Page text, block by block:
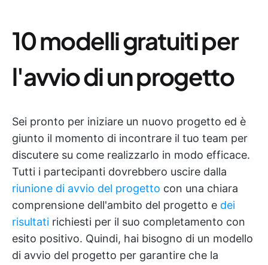
10 modelli gratuiti per
l'avvio di un progetto
Sei pronto per iniziare un nuovo progetto ed è
giunto il momento di incontrare il tuo team per
discutere su come realizzarlo in modo efficace.
Tutti i partecipanti dovrebbero uscire dalla
riunione di avvio del progetto con una chiara
comprensione dell'ambito del progetto e dei
risultati richiesti per il suo completamento con
esito positivo. Quindi, hai bisogno di un modello
di avvio del progetto per garantire che la